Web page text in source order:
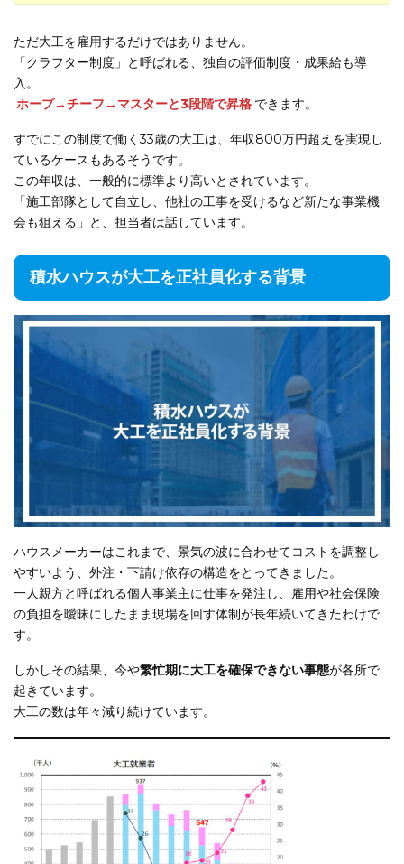
ただ大工を雇用するだけではありません。
「クラフター制度」と呼ばれる、独自の評価制度・成果給も導
入。
ホープ→チーフ→マスターと3段階で昇格 できます。
すでにこの制度で働く33歳の大工は、年収800万円超えを実現し
ているケースもあるそうです。
この年収は、一般的に標準より高いとされています。
「施工部隊として自立し、他社の工事を受けるなど新たな事業機
会も狙える」と、担当者は話しています。
積水ハウスが大工を正社員化する背景
ハウスメーカーはこれまで、景気の波に合わせてコストを調整し
やすいよう、外注・下請け依存の構造をとってきました。
一人親方と呼ばれる個人事業主に仕事を発注し、雇用や社会保険
の負担を曖昧にしたまま現場を回す体制が長年続いてきたわけで
す。
しかしその結果、今や繁忙期に大工を確保できない事態が各所で
起きています。
大工の数は年々減り続けています。